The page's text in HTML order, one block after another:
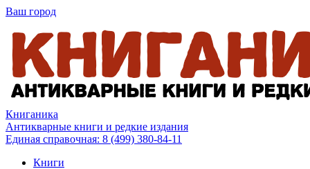
Ваш город
Книганика
Антикварные книги и редкие издания
Единая справочная: 8 (499) 380-84-11
Книги